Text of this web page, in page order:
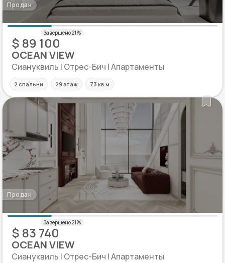
Продан
$ 89 100
OCEAN VIEW
Сиануквиль | Отрес-Бич | Апартаменты
2 спальни 29 этаж 73 кв.м
Продан
$ 83 740
OCEAN VIEW
Сиануквиль | Отрес-Бич | Апартаменты